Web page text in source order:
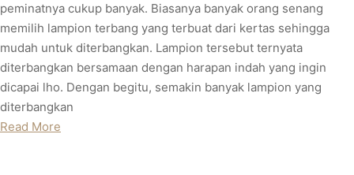
peminatnya cukup banyak. Biasanya banyak orang senang
memilih lampion terbang yang terbuat dari kertas sehingga
mudah untuk diterbangkan. Lampion tersebut ternyata
diterbangkan bersamaan dengan harapan indah yang ingin
dicapai lho. Dengan begitu, semakin banyak lampion yang
diterbangkan
Read More